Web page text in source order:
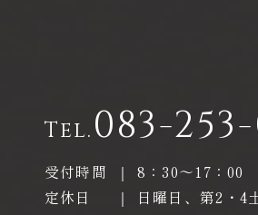
Tel.083-
受付時間 ｜
8：30〜17：00
定休日
｜ 日曜日、第2・4